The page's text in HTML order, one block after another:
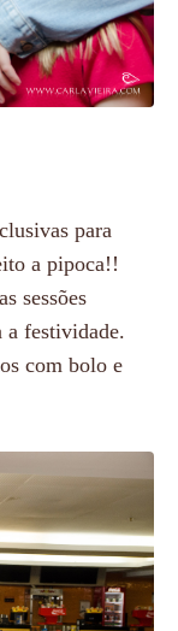
para
a pipoca!!
sessões
a festividade.
com bolo e